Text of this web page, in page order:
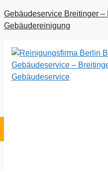
Gebäudeservice Breitinger
Gebäudereinigung